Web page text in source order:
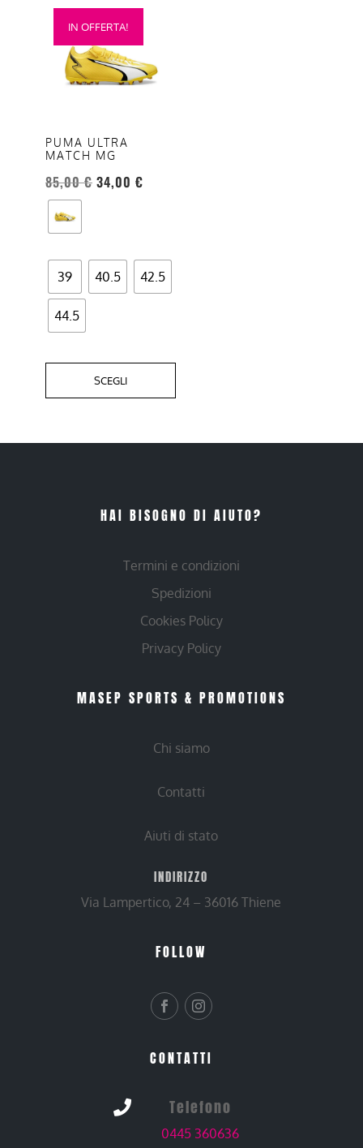
IN OFFERTA!
PUMA ULTRA
MATCH MG
85,00€ 34,00 €
39 40.5 42.5
44.5
SCEGLI
Questo
prodotto
opzioni
possono
essere
scelte
nella
del
prodotto
HAI BISOGNO DI AIUTO?
Termini e condizioni
Spedizioni
Cookies Policy
Privacy Policy
MASEP SPORTS & PROMOTIONS
Chi siamo
Contatti
Aiuti di stato
INDIRIZZO
Via Lampertico, 24 – 36016 Thiene
FOLLOW
CONTATTI
 Telefono
0445 360636